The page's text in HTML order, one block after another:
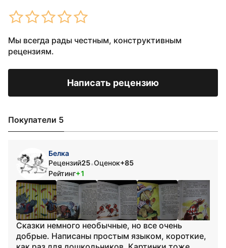
Мы всегда рады честным, конструктивным
рецензиям.
Написать рецензию
Покупатели 5
Белка
Рецензий25•Оценок+85
Рейтинг+1
Сказки немного необычные, но все очень
добрые. Написаны простым языком, короткие,